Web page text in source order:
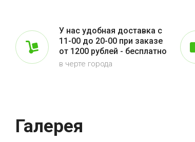
У нас удобная доставка с
11-00 до 20-00 при заказе
от 1200 рублей - бесплатно
в черте города
Галерея